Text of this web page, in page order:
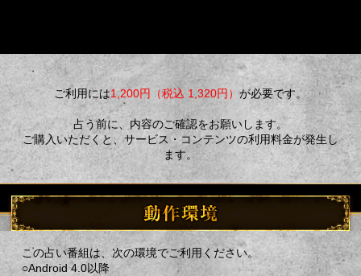
ご利用には1,200円（税込 1,320円）が必要です。
占う前に、内容のご確認をお願いします。
ご購入いただくと、サービス・コンテンツの利用料金が発生し
ます。
この占い番組は、次の環境でご利用ください。
○Android 4.0以降